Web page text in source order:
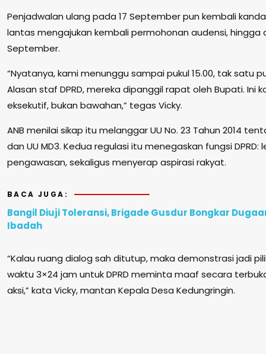
Penjadwalan ulang pada 17 September pun kembali
lantas mengajukan kembali permohonan audensi, hingga
September.
“Nyatanya, kami menunggu sampai pukul 15.00, tak satu
Alasan staf DPRD, mereka dipanggil rapat oleh Bupati. Ini
eksekutif, bukan bawahan,” tegas Vicky.
ANB menilai sikap itu melanggar UU No. 23 Tahun 2014
dan UU MD3. Kedua regulasi itu menegaskan fungsi DPRD:
pengawasan, sekaligus menyerap aspirasi rakyat.
BACA JUGA:
Bangil Diuji Toleransi, Brigade Gusdur Bongkar
Ibadah
“Kalau ruang dialog sah ditutup, maka demonstrasi jadi
waktu 3×24 jam untuk DPRD meminta maaf secara
aksi,” kata Vicky, mantan Kepala Desa Kedungringin.